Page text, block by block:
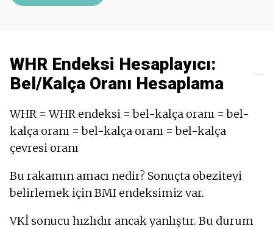
WHR Endeksi Hesaplayıcı:
Bel/Kalça Oranı Hesaplama
WHR = WHR endeksi = bel-kalça oranı = bel-
kalça oranı = bel-kalça oranı = bel-kalça
çevresi oranı
Bu rakamın amacı nedir? Sonuçta obeziteyi
belirlemek için BMI endeksimiz var.
VKİ sonucu hızlıdır ancak yanlıştır. Bu durum